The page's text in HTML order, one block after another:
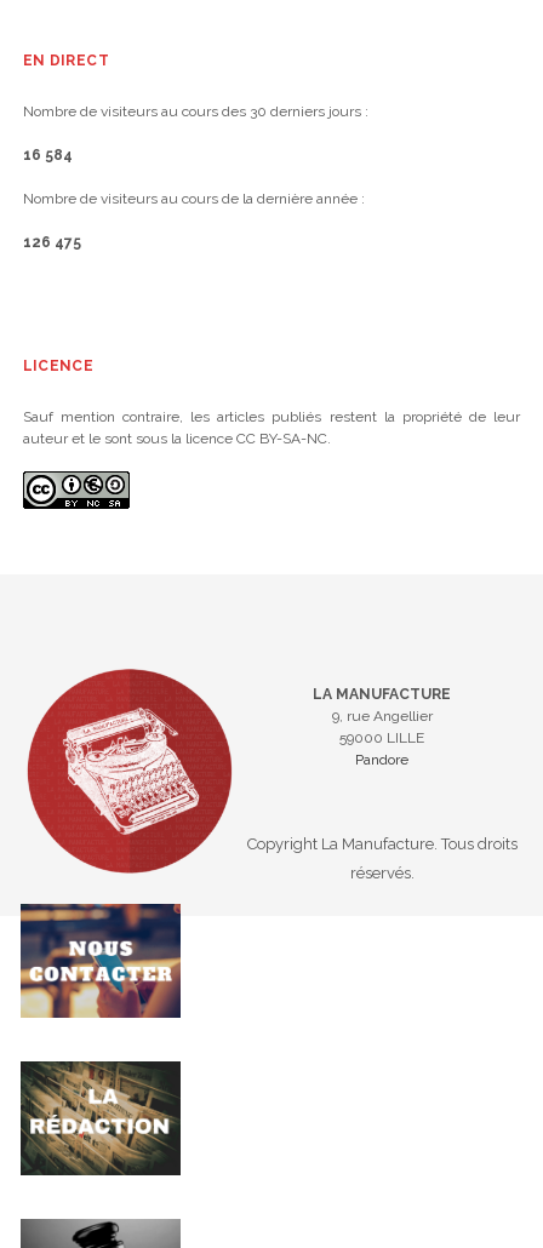
EN DIRECT
Nombre de visiteurs au cours des 30 derniers jours :
16 584
Nombre de visiteurs au cours de la dernière année :
126 475
LICENCE
Sauf mention contraire, les articles publiés restent la propriété de leur
auteur et le sont sous la licence CC BY-SA-NC.
LA MANUFACTURE
9, rue Angellier
59000 LILLE
Pandore
Copyright La Manufacture. Tous droits
réservés.